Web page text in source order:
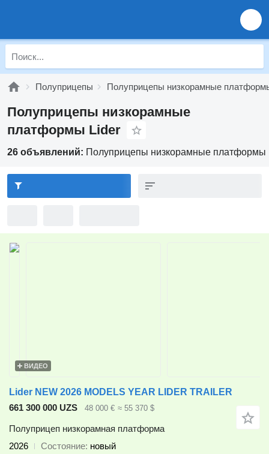
Полуприцепы Полуприцепы низкорамные
Полуприцепы низкорамные
платформы Lider
26 объявлений: Полуприцепы низкорамные платформы
ВИДЕО
Lider NEW 2026 MODELS YEAR LIDER TRAILER
661 300 000 UZS
48 000 € ≈ 55 370 $
Полуприцеп низкорамная платформа
2026
Состояние новый